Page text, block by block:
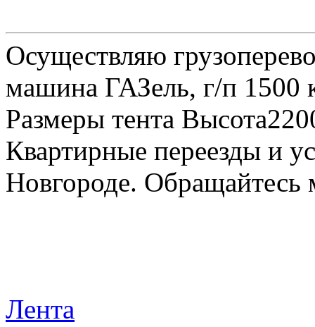
Осуществляю
машина ГАЗель, г/п 1500
Размеры тента
Квартирные переезды и
Новгороде.
Лента